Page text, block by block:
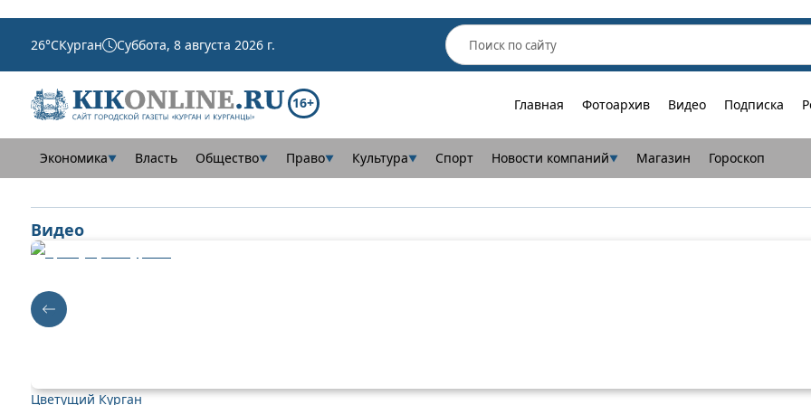
26°CКурган Суббота, 8 августа 2026 г.
16+ Главная Фотоархив Видео Подписка
Экономика▼ Власть Общество▼ Право▼ Культура▼ Спорт Новости компаний▼ Магазин Гороскоп
Видео
Цветущий Курган